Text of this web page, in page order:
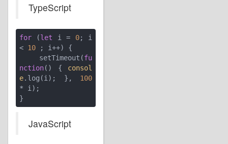
TypeScript
for (let i = 0; i
< 10 ; i++) {
    setTimeout(
fu
nction( ) { consol
e.log(i); }, 100
* i);
JavaScript